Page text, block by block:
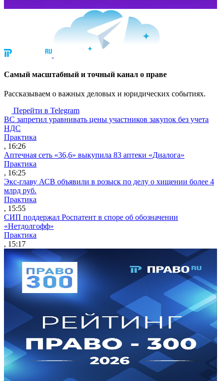
Cамый масштабный и точный канал о праве
Рассказываем о важных деловых и юридических событиях.
Перейти в Telegram
ВС запретил уравнивать цены участников закупок без учета
НДС
Практика
, 16:26
Аптечная сеть «36,6» выкупила 83 аптеки «Диалога»
Практика
, 16:25
Экс-главу АСВ объявили в розыск по делу о хищении более 4
млрд руб.
Практика
, 15:55
СИП поддержал Роспатент в споре об обозначении
«Нетдолгофф»
Практика
, 15:17